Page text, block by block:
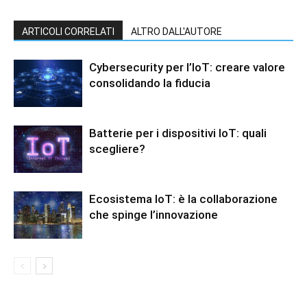
ARTICOLI CORRELATI ALTRO DALL'AUTORE
Cybersecurity per l’IoT: creare valore
consolidando la fiducia
Batterie per i dispositivi IoT: quali
scegliere?
Ecosistema IoT: è la collaborazione
che spinge l’innovazione